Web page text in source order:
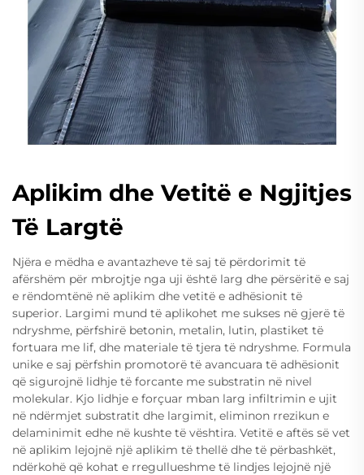
Aplikim dhe Vetitë e Ngjitjes
Të Largtë
Njëra e mëdha e avantazheve të saj të përdorimit të
afërshëm për mbrojtje nga uji është larg dhe përsëritë e saj
e rëndomtënë në aplikim dhe vetitë e adhësionit të
superior. Largimi mund të aplikohet me sukses në gjerë të
ndryshme, përfshirë betonin, metalin, lutin, plastiket të
fortuara me lif, dhe materiale të tjera të ndryshme. Formula
unike e saj përfshin promotorë të avancuara të adhësionit
që sigurojnë lidhje të forcante me substratin në nivel
molekular. Kjo lidhje e forçuar mban larg infiltrimin e ujit
në ndërmjet substratit dhe largimit, eliminon rrezikun e
delaminimit edhe në kushte të vështira. Vetitë e aftës së vet
në aplikim lejojnë një aplikim të thellë dhe të përbashkët,
ndërkohë që kohat e rregullueshme të lindjes lejojnë një